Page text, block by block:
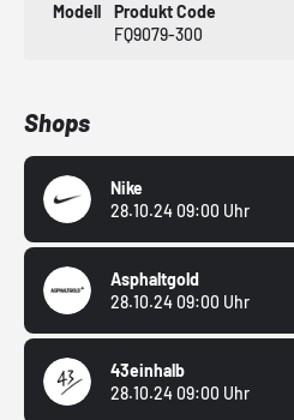
Modell
Produkt Code
FQ9079-300
Shops
Nike
28.10.24 09:00 Uhr
Asphaltgold
28.10.24 09:00 Uhr
43einhalb
28.10.24 09:00 Uhr